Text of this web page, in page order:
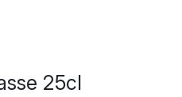
25cl